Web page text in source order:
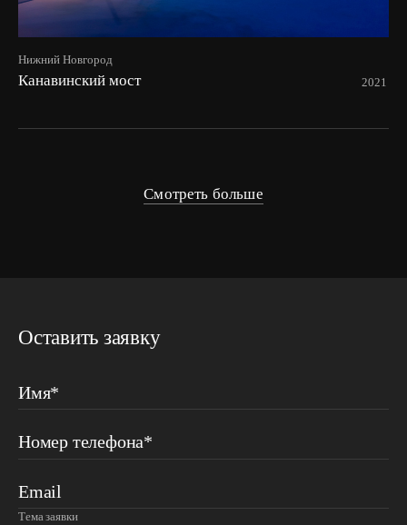
Нижний Новгород
Канавинский мост 2021
Смотреть больше
Оставить заявку
Имя*
Номер телефона*
Email
Тема заявки